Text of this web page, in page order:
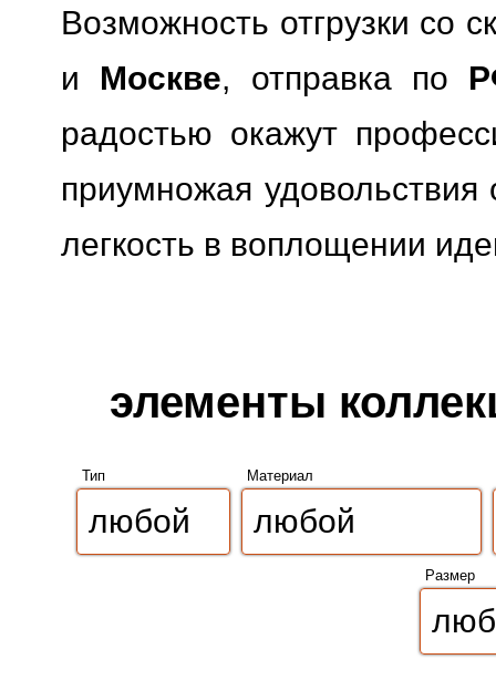
Возможность отгрузки со
и Москве, отправка по
радостью окажут
приумножая
легкость в воплощении
элементы
Тип Материал
Размер